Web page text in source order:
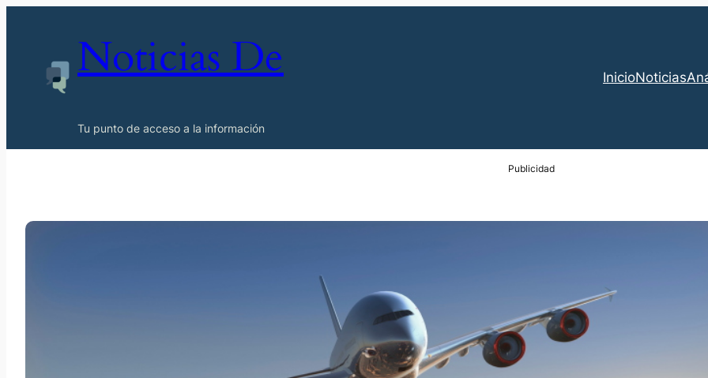
Noticias De
Tu punto de acceso a la información
InicioNoticias